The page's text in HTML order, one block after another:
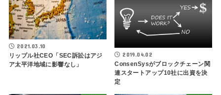
2021.03.10
リップル社CEO「SEC訴訟はアジ
ア太平洋地域に影響なし」
2019.04.02
ConsenSysがブロックチェーン関
連スタートアップ10社に出資を決
定